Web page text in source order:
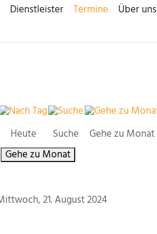
Dienstleister Termine Über uns
Heute Suche
Gehe zu Monat
Gehe zu Monat
21. August 2024